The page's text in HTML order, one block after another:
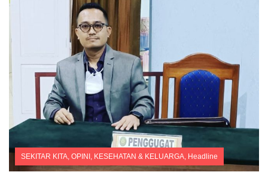
SEKITAR KITA, OPINI , KESEHATAN & KELUARGA, Headline